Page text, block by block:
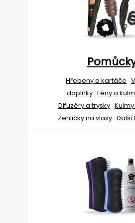
Hřebeny a kartáče
doplňky Fény a
Difuzéry a trysky
Žehličky na vlasy Další